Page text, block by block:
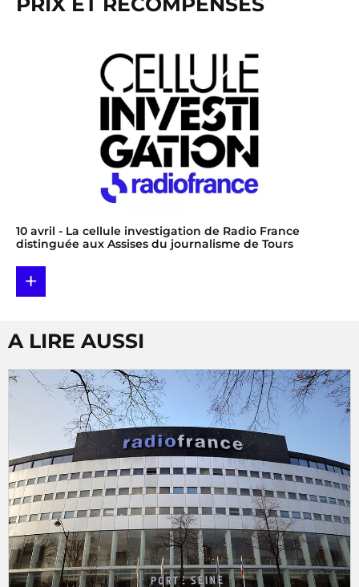
10 avril - La cellule investigation de Radio France
distinguée aux Assises du journalisme de Tours
+
A LIRE AUSSI